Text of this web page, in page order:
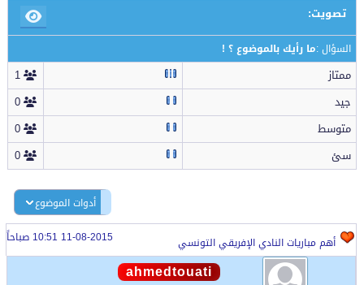
تصويت:
السؤال :ما رأيك بالموضوع ؟ !
ممتاز
جيد
متوسط
سئ
أدوات الموضوع
أهم مباريات النادي الإفريقي التونسي 11-08-2015 10:51 صباحاً
ahmedtouati